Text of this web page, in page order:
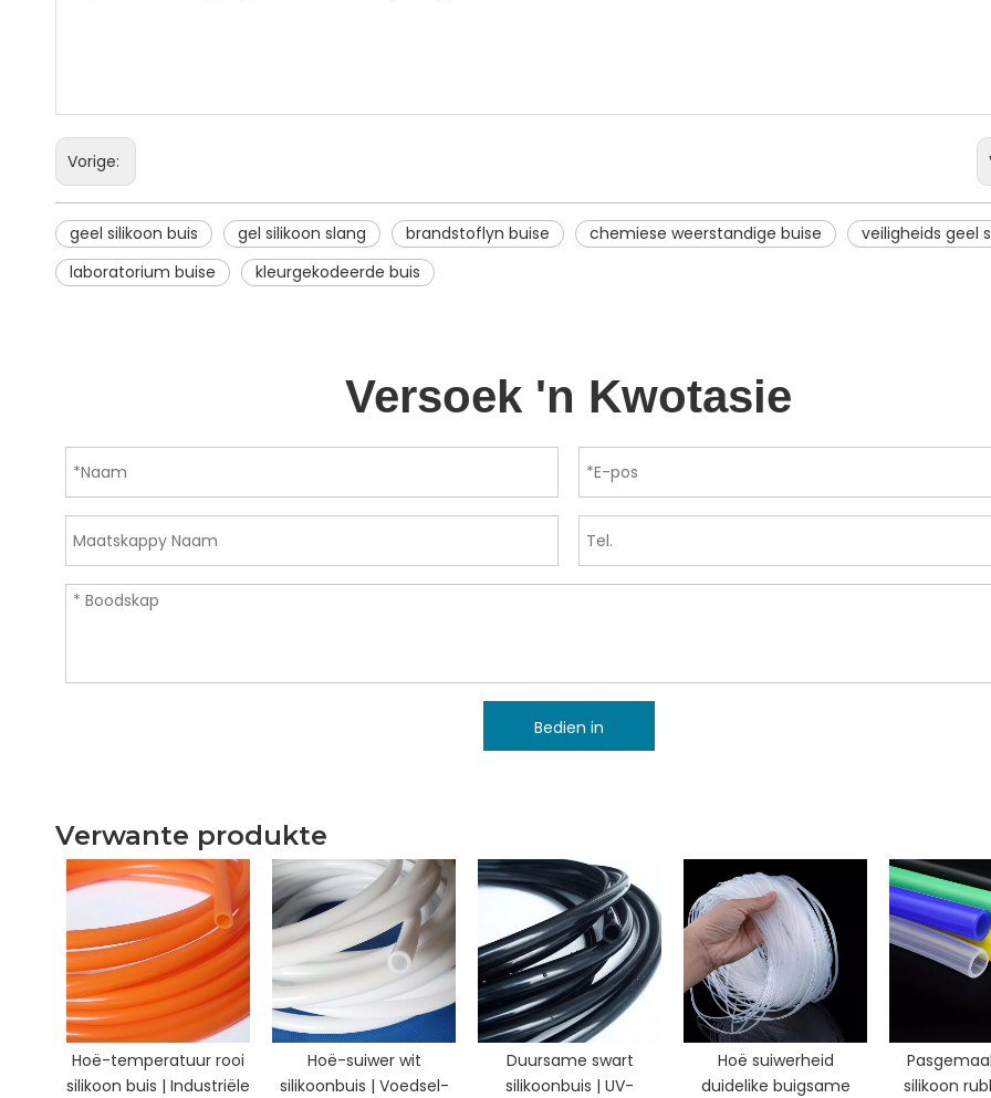
Vorige:
geel silikoon buis gel silikoon slang brandstoflyn buise chemiese weerstandige buise
veiligheids geel
laboratorium buise
kleurgekodeerde buis
Versoek 'n Kwotasie
Bedien in
Verwante produkte
Hoë-temperatuur rooi
silikoon buis | Industriële
Hoë-suiwer wit
silikoonbuis | Voedsel-
Duursame swart
silikoonbuis | UV-
Hoë suiwerheid
duidelike buigsame
silikoon